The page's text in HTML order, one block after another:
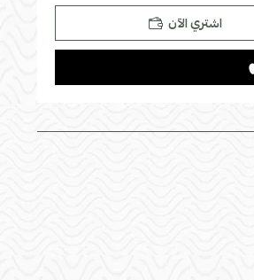
اشتري الآن